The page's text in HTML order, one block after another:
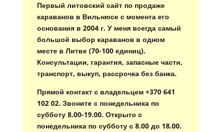
Первый литовский сайт по продаже
караванов в Вильнюсе с момента его
основания в 2004 г. У меня всегда самый
большой выбор караванов в одном
месте в Литве (70-100 единиц).
Консультации, гарантия, запасные части,
транспорт, выкуп, рассрочка без банка.
Прямой контакт с владельцем +370 641
102 02. Звоните с понедельника по
субботу 8.00-19.00. Открыто с
понедельника по субботу с 8.00 до 18.00.